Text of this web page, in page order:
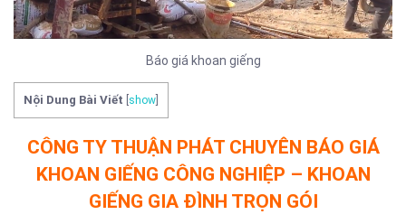
Báo giá khoan giếng
Nội Dung Bài Viết show
CÔNG TY THUẬN PHÁT CHUYÊN BÁO GIÁ
KHOAN GIẾNG CÔNG NGHIỆP – KHOAN
GIẾNG GIA ĐÌNH TRỌN GÓI